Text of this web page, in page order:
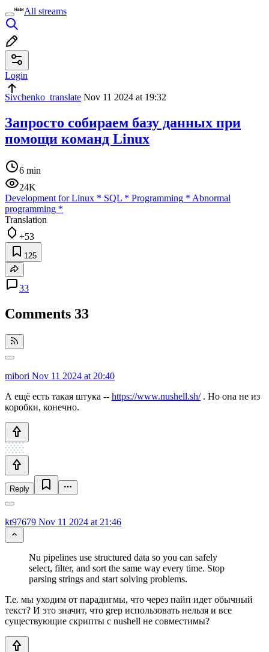
All streams
Login
Sivchenko_translate Nov 11 2024 at 19:32
Запросто собираем базу данных при
помощи команд Linux
6 min
24K
Development for Linux * SQL * Programming * Abnormal
programming *
Translation
+53
125
33
Comments 33
mibori Nov 11 2024 at 20:40
А ещё есть такая штука -- https://www.nushell.sh/. Но она не из
коробки, конечно.
Reply
kt97679 Nov 11 2024 at 21:46
Nu pipelines use structured data so you can safely
select, filter, and sort the same way every time. Stop
parsing strings and start solving problems.
Т.е. мы уходим от парадигмы, что через пайп идет обычный
текст? И это значит, что grep использовать нельзя и все
существующие скрипты с nushell не совместимы?